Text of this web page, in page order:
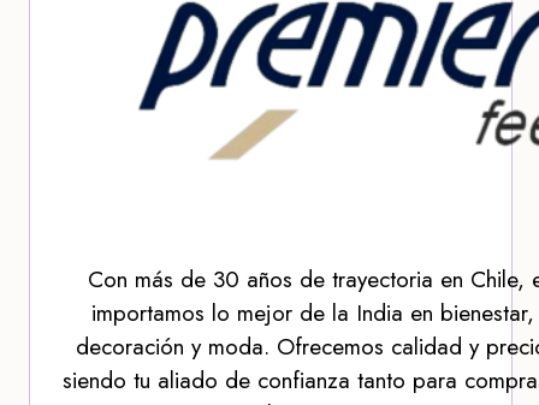
Con más de 30 años de trayectoria en Chile,
importamos lo mejor de la India en
decoración y moda. Ofrecemos calidad y
siendo tu aliado de confianza tanto para